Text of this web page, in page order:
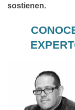
sostienen.